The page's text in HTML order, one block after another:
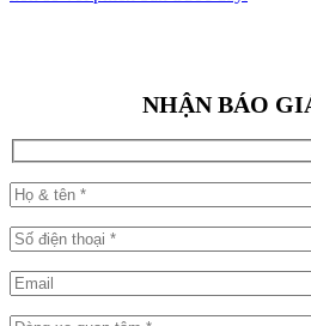
NHẬN BÁO